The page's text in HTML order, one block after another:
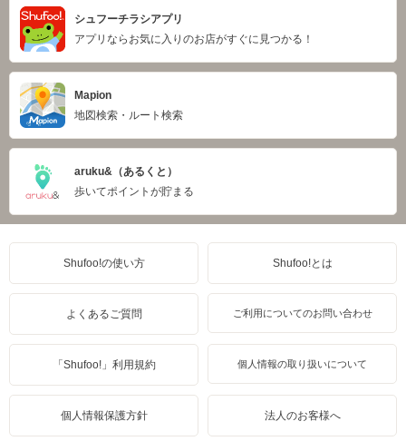
シュフーチラシアプリ
アプリならお気に入りのお店がすぐに見つかる！
Mapion
地図検索・ルート検索
aruku&（あるくと）
歩いてポイントが貯まる
Shufoo!の使い方 Shufoo!とは
よくあるご質問 ご利用についてのお問い合わせ
「Shufoo!」利用規約 個人情報の取り扱いについて
個人情報保護方針 法人のお客様へ